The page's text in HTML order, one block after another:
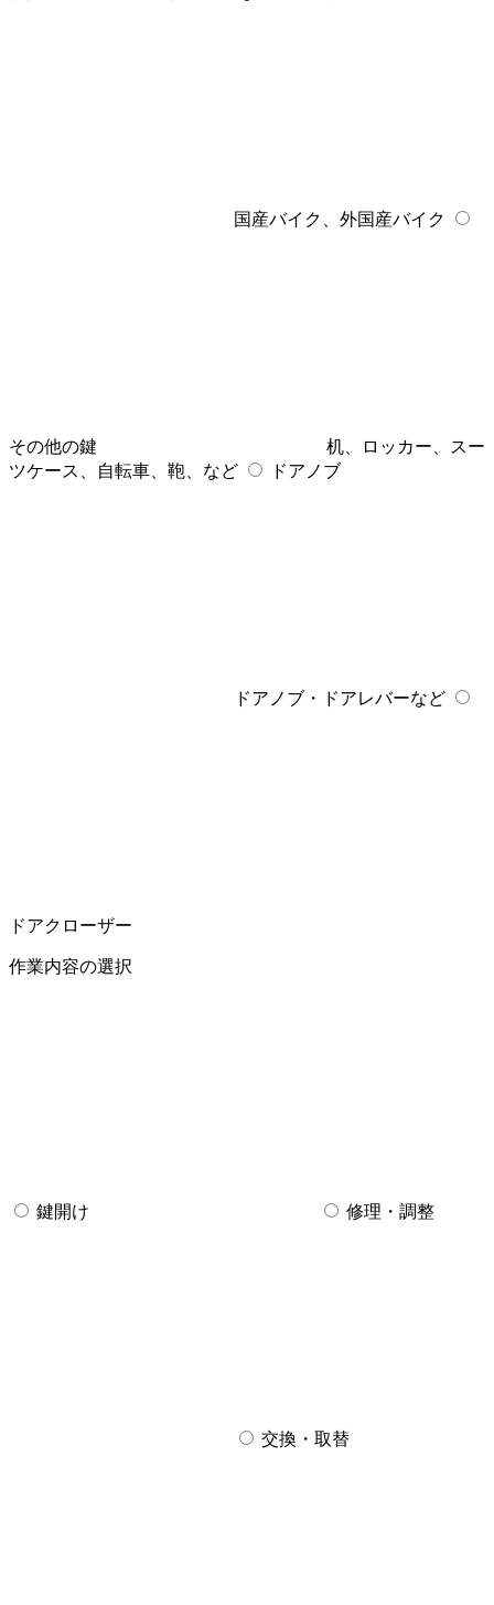
国産バイク、外国産バイク
その他の鍵
机、ロッカー、スー
ツケース、自転車、鞄、など
ドアノブ
ドアノブ・ドアレバーなど
ドアクローザー
作業内容の選択
鍵開け 修理・調整
交換・取替